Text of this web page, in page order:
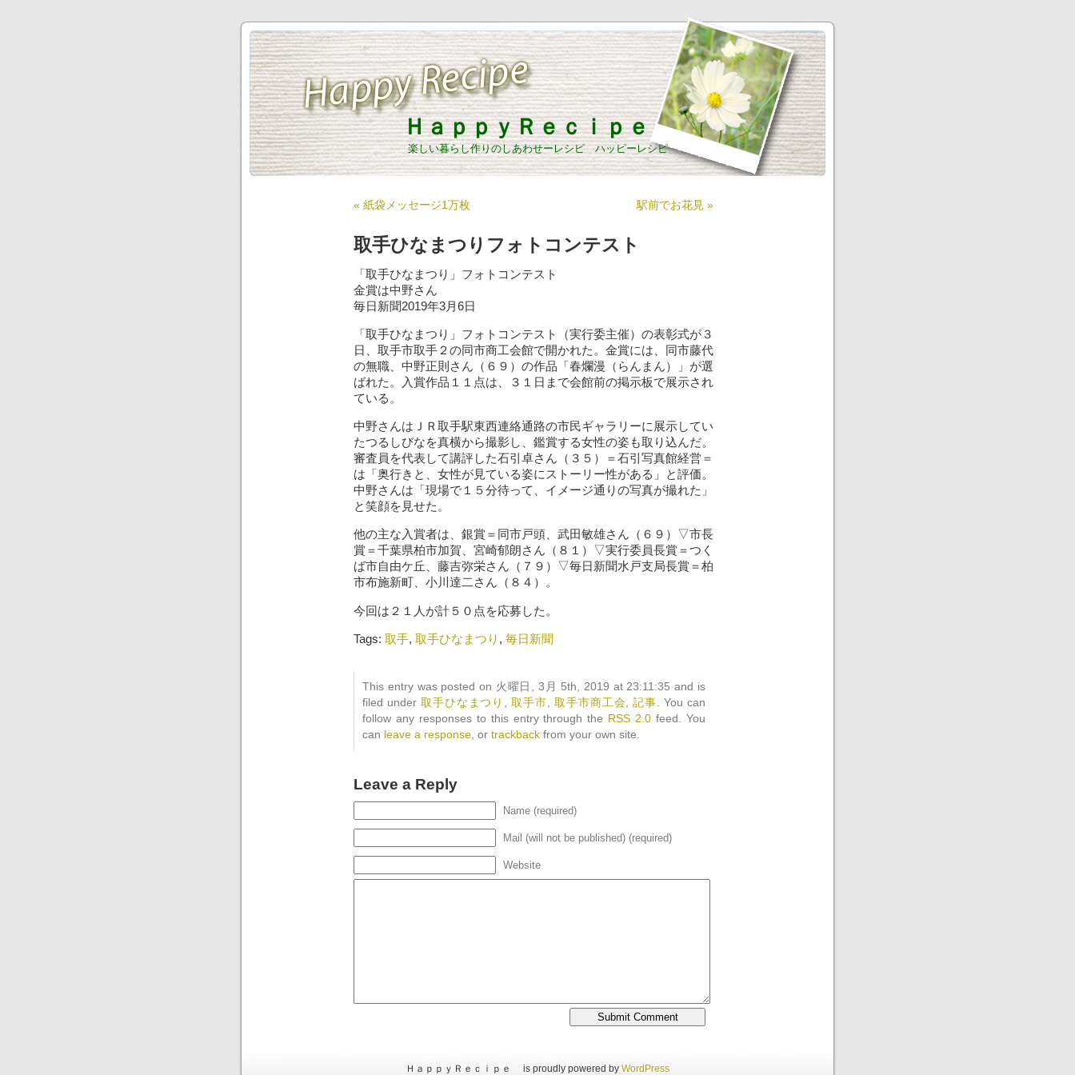
ＨａｐｐｙＲｅｃｉｐｅ
楽しい暮らし作りのしあわせーレシピ ハッピーレシピ
« 紙袋メッセージ1万枚 駅前でお花見 »
取手ひなまつりフォトコンテスト
「取手ひなまつり」フォトコンテスト
金賞は中野さん
毎日新聞2019年3月6日
「取手ひなまつり」フォトコンテスト（実行委主催）の表彰式が３
日、取手市取手２の同市商工会館で開かれた。金賞には、同市藤代
の無職、中野正則さん（６９）の作品「春爛漫（らんまん）」が選
ばれた。入賞作品１１点は、３１日まで会館前の掲示板で展示され
ている。
中野さんはＪＲ取手駅東西連絡通路の市民ギャラリーに展示してい
たつるしびなを真横から撮影し、鑑賞する女性の姿も取り込んだ。
審査員を代表して講評した石引卓さん（３５）＝石引写真館経営＝
は「奥行きと、女性が見ている姿にストーリー性がある」と評価。
中野さんは「現場で１５分待って、イメージ通りの写真が撮れた」
と笑顔を見せた。
他の主な入賞者は、銀賞＝同市戸頭、武田敏雄さん（６９）▽市長
賞＝千葉県柏市加賀、宮崎郁朗さん（８１）▽実行委員長賞＝つく
ば市自由ケ丘、藤吉弥栄さん（７９）▽毎日新聞水戸支局長賞＝柏
市布施新町、小川達二さん（８４）。
今回は２１人が計５０点を応募した。
Tags: 取手, 取手ひなまつり , 毎日新聞
This entry was posted on 火曜日, 3月 5th, 2019 at 23:11:35 and is
filed under 取手ひなまつり ,取手市 取手市商工会 ,記事 . You can
follow any responses to this entry through the RSS 2.0 feed. You
can leave a response , or trackback from your own site.
Leave a Reply
Name (required)
Mail (will not be published) (required)
Website
ＨａｐｐｙＲｅｃｉｐｅ is proudly powered by WordPress